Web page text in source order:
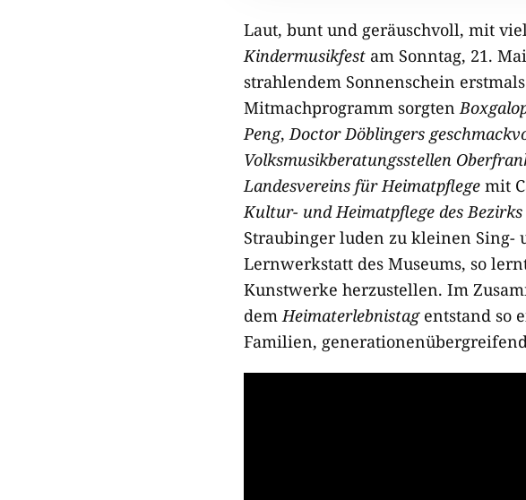
Laut, bunt und geräuschvoll, mit
Kindermusikfest am Sonntag, 21.
strahlendem Sonnenschein
Mitmachprogramm sorgten
Peng,Doctor Döblingers
Volksmusikberatungsstellen
Landesvereins für Heimatpflege mit
Kultur- und Heimatpflege des
Straubinger luden zu kleinen
Lernwerkstatt des Museums, so
Kunstwerke herzustellen. Im
demHeimaterlebnistagentstand so
Familien,